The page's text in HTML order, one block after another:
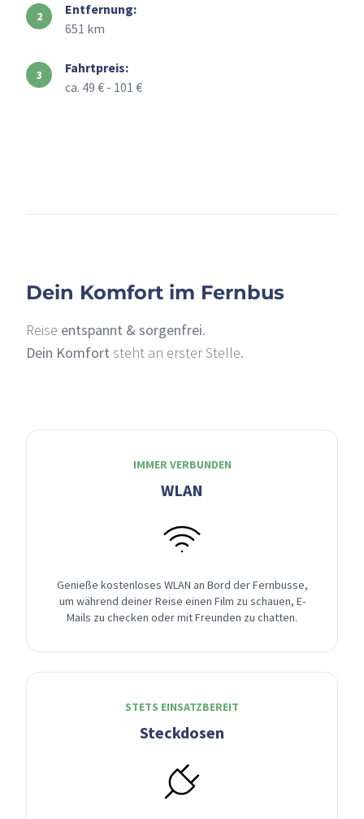
Entfernung:
651 km
Fahrtpreis:
ca. 49 € - 101 €
Dein Komfort im Fernbus
Reise entspannt & sorgenfrei.
Dein Komfort steht an erster Stelle.
IMMER VERBUNDEN
WLAN
Genieße kostenloses WLAN an Bord der Fernbusse,
um während deiner Reise einen Film zu schauen, E-
Mails zu checken oder mit Freunden zu chatten.
STETS EINSATZBEREIT
Steckdosen